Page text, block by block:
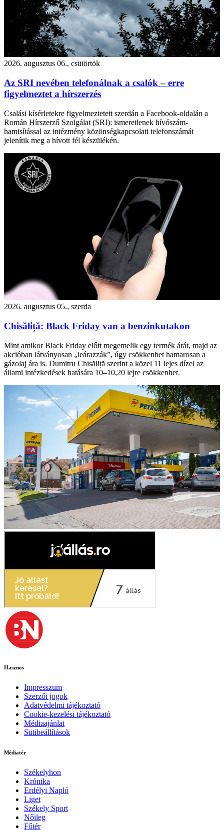
2026. augusztus 06., csütörtök
Az SRI nevében telefonálnak a csalók – erre
figyelmeztet a hírszerzés
Csalási kísérletekre figyelmeztetett szerdán a Facebook-oldalán a
Román Hírszerző Szolgálat (SRI): ismeretlenek hívószám-
hamisítással az intézmény közönségkapcsolati telefonszámát
jelenítik meg a hívott fél készülékén.
2026. augusztus 05., szerda
Chisăliță: Black Friday van a benzinkutakon
Mint amikor Black Friday előtt megemelik egy termék árát, majd az
akcióban látványosan „leárazzák”, úgy csökkenhet hamarosan a
gázolaj ára is. Dumitru Chisăliță szerint a közel 11 lejes dízel az
állami intézkedések hatására 10–10,20 lejre csökkenhet.
Hasznos
Impresszum
Szerzői jogok
Adatvédelmi tájékoztató
Cookie-kezelési tájékoztató
Médiaajánlat
Sütibeállítások
Médiatér
Székelyhon
Krónika
Erdélyi Napló
Liget
Székely Sport
Nőileg
Főtér